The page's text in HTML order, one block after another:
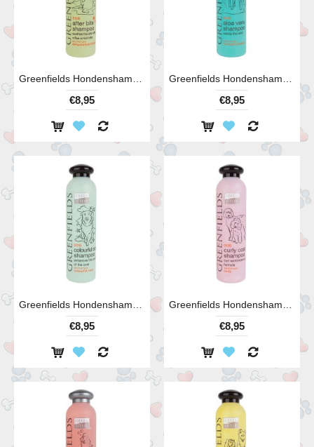
€8,95 €8,95
€8,95 €8,95